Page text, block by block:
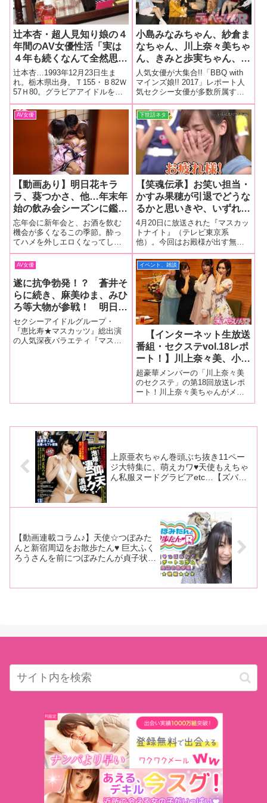
辻本杏・超人見知り娘の４
年間のAV女優性活「実は
４年も続くなんて全然思っ
てなかったの…」【表紙モ
デル我慢汁インタビュー】
辻本杏…1993年12月23日生ま
れ。栃木県出身。Ｔ155・Ｂ82Ｗ
57Ｈ80。グラビアアイドルを経
て、2014年3月『辻本杏 AVデビ
ュー』（teamZERO）でＡＶデ
ビューすると、美しいルックス
と黒髪でたちまちブレイク。
2016年にエス
小島みなみちゃん、紗倉ま
なちゃん、川上奈々美ちゃ
ん、きみと歩実ちゃん、尾
上若葉ちゃんなど多数の人
気セクシー女優が参加した
世界一ゴージャスなBBQ
イベントが開催！【BBQ
withマインズ娘!! 2017詳細
レポート！】
人気女優が大集合!!「BBQ with
マインズ娘!! 2017」レポート人
気セクシー女優が多数所属する
プロダクション・マインズがフ
ァンとセクシー女優が一緒に楽
しめるBBQイベントを開催！10
月15日、都内某所で行われた
「BBQ with
AV女優
【動画あり】明日花キラ
ラ、葵つかさ、他…年末年
始の飲み会シーズンに鑑賞
したい。人気のセクシー女
優たちが本気で飲みまくり
ハメまくる！ガチ酔いSEX
泥酔系AVベスト５
忘年会に新年会と、お酒を飲む
機会が多くなるこの季節。酔っ
てハメを外しエロくなってしま
うのはおっさんだけではない。
セクシー女優さんたちも酔えば
普段とまったく違う痴態を魅せ
てくれるのだ。この季節だから
見てみたいお薦めの泥酔系ガチ
本番AV５作品！
下世話ネタ
【笑魂伝承】お笑い担当・
かすみ果穂が引退でどうな
るかと思いきや、いずれ劣
らぬ後継者たちが奇蹟
の“バカ芸”連発で一安心！
4月20日に放送された『マスカッ
トナイト』（テレビ東京系
他）。今回はお殿様が出す無理
難題にマスカッツメンバーが体
を張って応える人気の企画『小
奥』先週から引き続きAVの世界
を引退するかすみ果穂ちゃんが
ゲスト。とんでも“バカ芸”の連発
から、まさ
AV女優
遂に抗争勃発！？ 蒼井そ
らに続き、麻美ゆま、みひ
ろ等大物が参戦！ 明日花
キララがガチ泣き…
セクシーアイドルグループ・
『恵比寿★マスカッツ』総出演
の人気深夜バラエティ『マスカ
イベント、雑談
【インターネット生放送
番組・セクステvol.18レポ
ート！】川上奈々美、小島
みなみ、きみと歩実、あお
いれなの超豪華女優が集
合！ 官能小説朗読、エッ
チな心理テストで神回に！
超豪華メンバーの「川上奈々美
のセクステ」の第18回放送レポ
ート！川上奈々美ちゃんが​​メー
ンパーソナリティを務め、セク
上原亜衣ちゃん巻頭ぶち抜き11ペー
ジ大特集に、萌えカワ♥天使もえちゃ
ん私服ヌードグラビアetc…【ズバ王
【動画連載コラム♪】天使☆つぼみた
んと新宿周辺をお散歩たん♥ 巨大ふく
ろうさんを前につぼみたんが貞子状態